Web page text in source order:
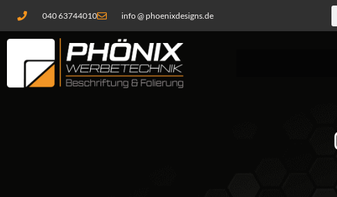
springen
040 63744010 info @ phoenixdesigns.de